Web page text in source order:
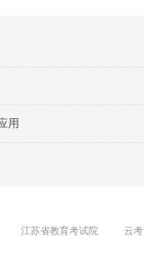
用
江苏省教育考试院 云